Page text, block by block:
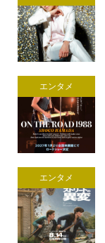
エンタメ
エンタメ